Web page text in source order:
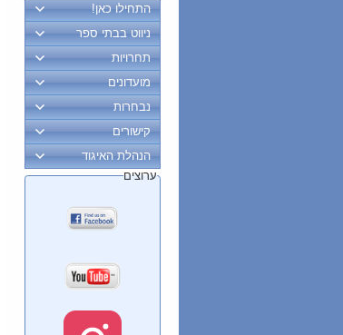
התחילו כאן!
ניווט בבתי ספר
תחרויות
מועדונים
נבחרות
קישורים
הנהלת האיגוד
ערוצים